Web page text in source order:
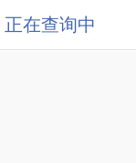
正在查询中